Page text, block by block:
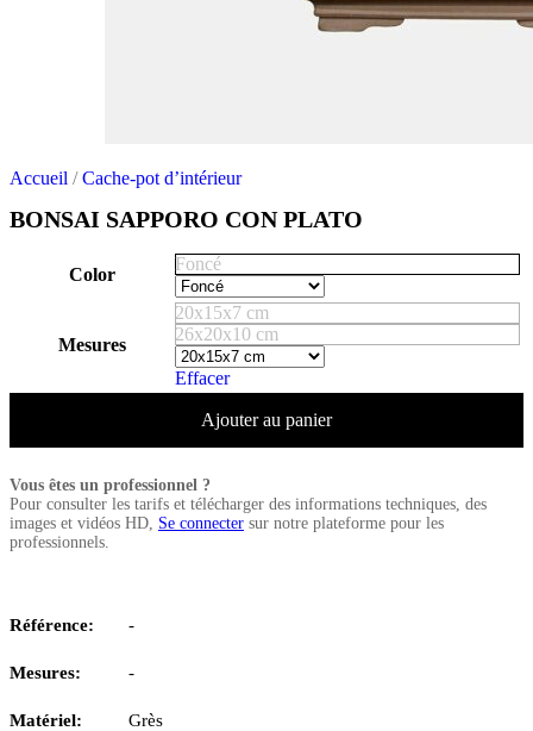
Accueil / Cache-pot d’intérieur
BONSAI SAPPORO CON PLATO
Color
Foncé
Mesures
20x15x7 cm
26x20x10 cm
Effacer
Ajouter au panier
Vous êtes un professionnel ?
Pour consulter les tarifs et télécharger des informations techniques, des
images et vidéos HD, Se connecter sur notre plateforme pour les
professionnels.
Référence: -
Mesures: -
Matériel: Grès